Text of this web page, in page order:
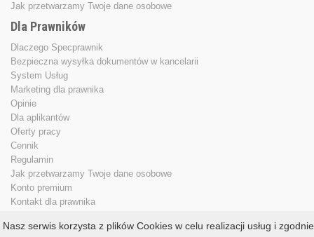
Jak przetwarzamy Twoje dane osobowe
Dla Prawników
Dlaczego Specprawnik
Bezpieczna wysyłka dokumentów w kancelarii
System Usług
Marketing dla prawnika
Opinie
Dla aplikantów
Oferty pracy
Cennik
Regulamin
Jak przetwarzamy Twoje dane osobowe
Konto premium
Kontakt dla prawnika
Copyright © 2013 - 2026specprawnik.pl
Nasz serwis korzysta z plików Cookies w celu realizacji usług i